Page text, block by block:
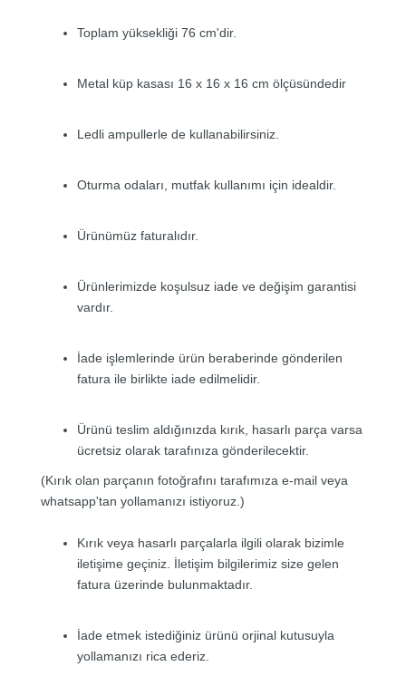
Toplam yüksekliği 76 cm'dir.
Metal küp kasası 16 x 16 x 16 cm ölçüsündedir
Ledli ampullerle de kullanabilirsiniz.
Oturma odaları, mutfak kullanımı için idealdir.
Ürünümüz faturalıdır.
Ürünlerimizde koşulsuz iade ve değişim garantisi
vardır.
İade işlemlerinde ürün beraberinde gönderilen
fatura ile birlikte iade edilmelidir.
Ürünü teslim aldığınızda kırık, hasarlı parça varsa
ücretsiz olarak tarafınıza gönderilecektir.
(Kırık olan parçanın fotoğrafını tarafımıza e-mail veya
whatsapp'tan yollamanızı istiyoruz.)
Kırık veya hasarlı parçalarla ilgili olarak bizimle
iletişime geçiniz. İletişim bilgilerimiz size gelen
fatura üzerinde bulunmaktadır.
İade etmek istediğiniz ürünü orjinal kutusuyla
yollamanızı rica ederiz.